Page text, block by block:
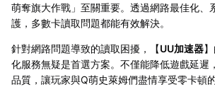
萌奪旗大作戰」至關重要。透過網路最佳化、
護，多數卡讀取問題都能有效解決。
針對網路問題導致的讀取困擾，【UU加速器
化服務無疑是首選方案。不僅能降低遊戲延遲
品質，讓玩家與Q萌史萊姆們盡情享受零卡頓